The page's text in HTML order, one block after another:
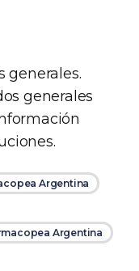
generales.
generales
Argentina
Argentina